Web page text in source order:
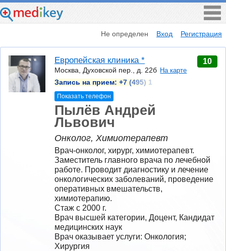
Не определен Вход Регистрация
Европейская клиника *
Москва, Духовской пер., д. 22б На карте
Запись на прием: +7 (495) 1
Показать телефон
10
Пылёв Андрей
Львович
Онколог, Химиотерапевт
Врач-онколог, хирург, химиотерапевт.
Заместитель главного врача по лечебной
работе. Проводит диагностику и лечение
онкологических заболеваний, проведение
оперативных вмешательств,
химиотерапию.
Стаж с 2000 г.
Врач высшей категории, Доцент, Кандидат
медицинских наук
Врач оказывает услуги: Онкология;
Хирургия